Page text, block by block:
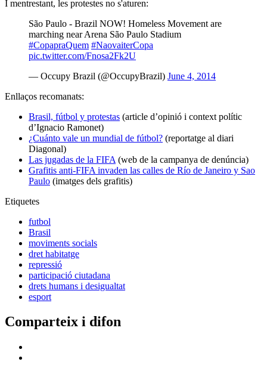
I mentrestant, les protestes no s'aturen:
São Paulo - Brazil NOW! Homeless Movement are
marching near Arena São Paulo Stadium
#CopapraQuem #NaovaiterCopa
pic.twitter.com/Fnosa2Fk2U
— Occupy Brazil (@OccupyBrazil) June 4, 2014
Enllaços recomanats:
Brasil, fútbol y protestas (article d’opinió i context polític
d’Ignacio Ramonet)
¿Cuánto vale un mundial de fútbol? (reportatge al diari
Diagonal)
Las jugadas de la FIFA (web de la campanya de denúncia)
Grafitis anti-FIFA invaden las calles de Río de Janeiro y Sao
Paulo (imatges dels grafitis)
Etiquetes
futbol
Brasil
moviments socials
dret habitatge
repressió
participació ciutadana
drets humans i desigualtat
esport
Comparteix i difon